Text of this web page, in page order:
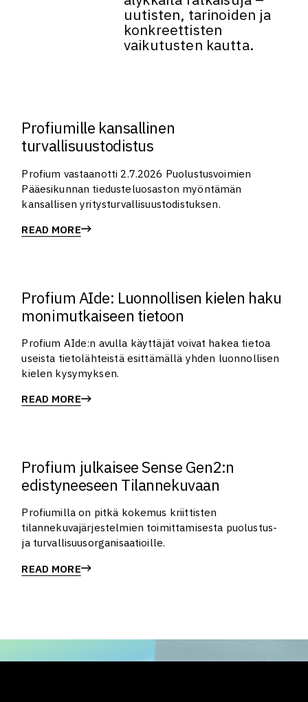
uutisten, tarinoiden ja
konkreettisten
vaikutusten kautta.
Profiumille kansallinen
turvallisuustodistus
Profium vastaanotti 2.7.2026 Puolustusvoimien
Pääesikunnan tiedusteluosaston myöntämän
kansallisen yritysturvallisuustodistuksen.
READ MORE
Profium AIde: Luonnollisen kielen haku
monimutkaiseen tietoon
Profium AIde:n avulla käyttäjät voivat hakea tietoa
useista tietolähteistä esittämällä yhden luonnollisen
kielen kysymyksen.
READ MORE
Profium julkaisee Sense Gen2:n
edistyneeseen Tilannekuvaan
Profiumilla on pitkä kokemus kriittisten
tilannekuvajärjestelmien toimittamisesta puolustus-
ja turvallisuusorganisaatioille.
READ MORE